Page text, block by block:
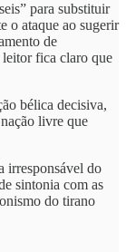
para substituir
o ataque ao sugerir
de
fica claro que
bélica decisiva,
livre que
irresponsável do
sintonia com as
do tirano